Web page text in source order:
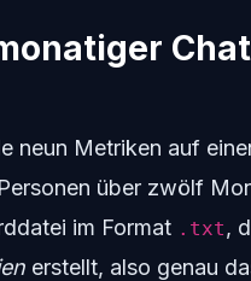
neun Metriken auf
über zwölf
im Format .txt,
erstellt, also genau